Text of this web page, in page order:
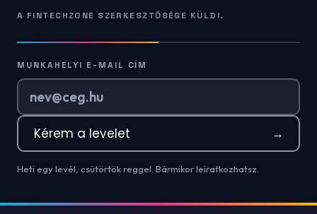
A FINTECHZONE SZERKESZTŐSÉGE KÜLDI.
MUNKAHELYI E-MAIL CÍM
Kérem a levelet →
Heti egy levél, csütörtök reggel. Bármikor leiratkozhatsz.